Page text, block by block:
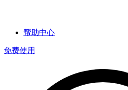
帮助中心
免费使用